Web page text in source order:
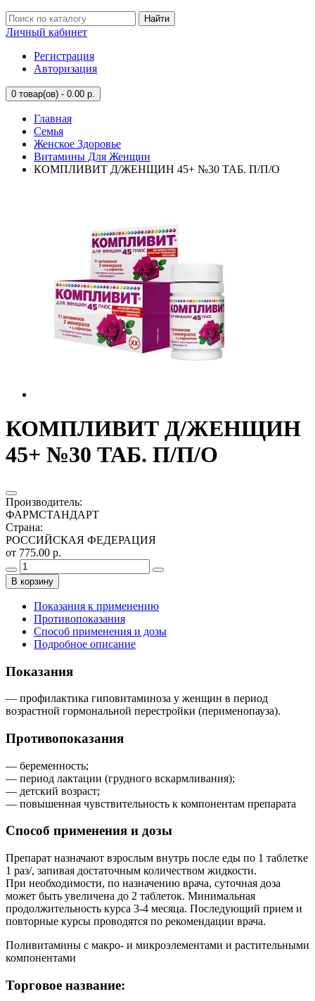
Найти
Личный кабинет
Регистрация
Авторизация
0 товар(ов) - 0.00 р.
Главная
Семья
Женское Здоровье
Витамины Для Женщин
КОМПЛИВИТ Д/ЖЕНЩИН 45+ №30 ТАБ. П/П/О
КОМПЛИВИТ Д/ЖЕНЩИН
45+ №30 ТАБ. П/П/О
Производитель:
ФАРМСТАНДАРТ
Страна:
РОССИЙСКАЯ ФЕДЕРАЦИЯ
от 775.00 р.
В корзину
Показания к применению
Противопоказания
Способ применения и дозы
Подробное описание
Показания
— профилактика гиповитаминоза у женщин в период
возрастной гормональной перестройки (перименопауза).
Противопоказания
— беременность;
— период лактации (грудного вскармливания);
— детский возраст;
— повышенная чувствительность к компонентам препарата
Способ применения и дозы
Препарат назначают взрослым внутрь после еды по 1 таблетке
1 раз/, запивая достаточным количеством жидкости.
При необходимости, по назначению врача, суточная доза
может быть увеличена до 2 таблеток. Минимальная
продолжительность курса 3-4 месяца. Последующий прием и
повторные курсы проводятся по рекомендации врача.
Поливитамины с макро- и микроэлементами и растительными
компонентами
Торговое название: